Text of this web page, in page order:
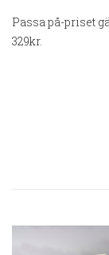
Passa på-priset
329kr.